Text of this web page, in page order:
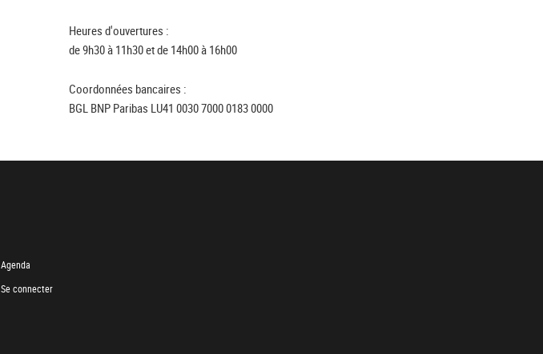
Heures d'ouvertures :
de 9h30 à 11h30 et de 14h00 à 16h00
Coordonnées bancaires :
BGL BNP Paribas LU41 0030 7000 0183 0000
Agenda
Se connecter